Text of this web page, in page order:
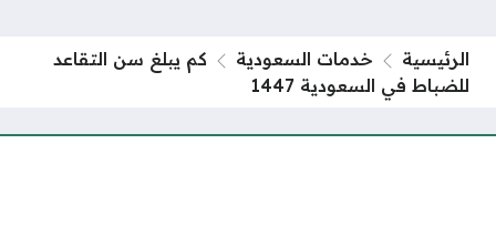
الرئيسية خدمات السعودية
كم يبلغ سن التقاعد
للضباط في السعودية 1447